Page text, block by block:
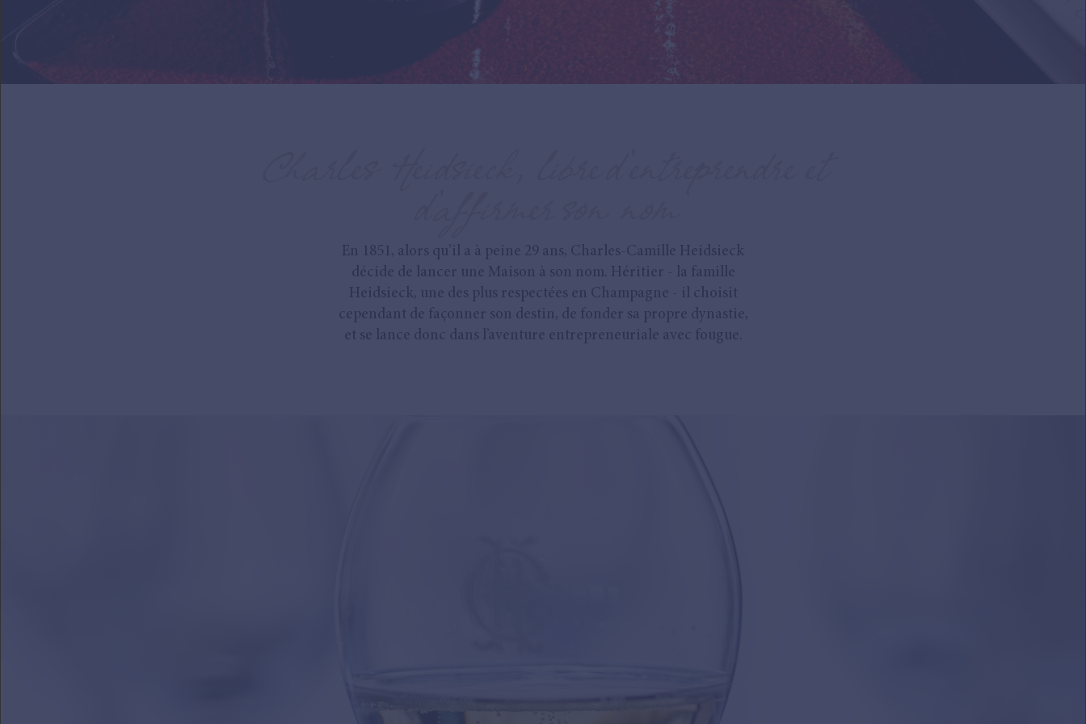
En 1851, alors qu’il a à peine 29 ans, Charles-Camille Heidsieck
décide de lancer une Maison à son nom. Héritier - la famille
Heidsieck, une des plus respectées en Champagne - il choisit
cependant de façonner son destin, de fonder sa propre dynastie,
et se lance donc dans l’aventure entrepreneuriale avec fougue.